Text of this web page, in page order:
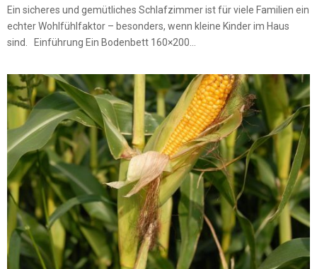
Ein sicheres und gemütliches Schlafzimmer ist für viele Familien ein
echter Wohlfühlfaktor – besonders, wenn kleine Kinder im Haus
sind. Einführung Ein Bodenbett 160×200...